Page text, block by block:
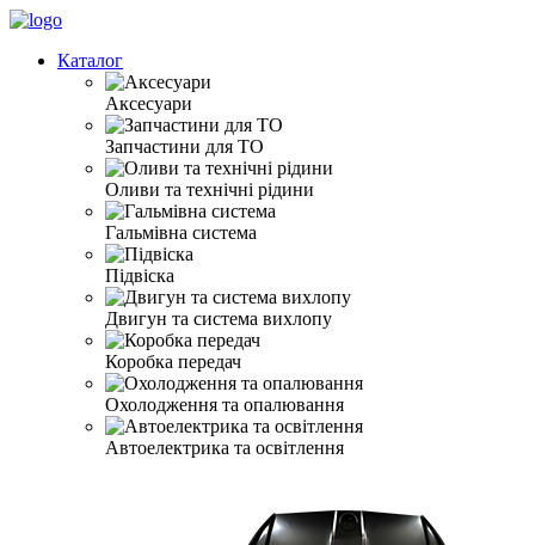
Каталог
Аксесуари
Запчастини для ТО
Оливи та технічні рідини
Гальмівна система
Підвіска
Двигун та система вихлопу
Коробка передач
Охолодження та опалювання
Автоелектрика та освітлення